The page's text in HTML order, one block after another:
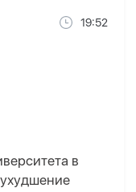
19:52
в